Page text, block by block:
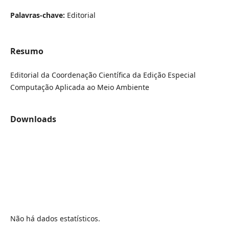
Palavras-chave: Editorial
Resumo
Editorial da Coordenação Científica da Edição Especial
Computação Aplicada ao Meio Ambiente
Downloads
Não há dados estatísticos.